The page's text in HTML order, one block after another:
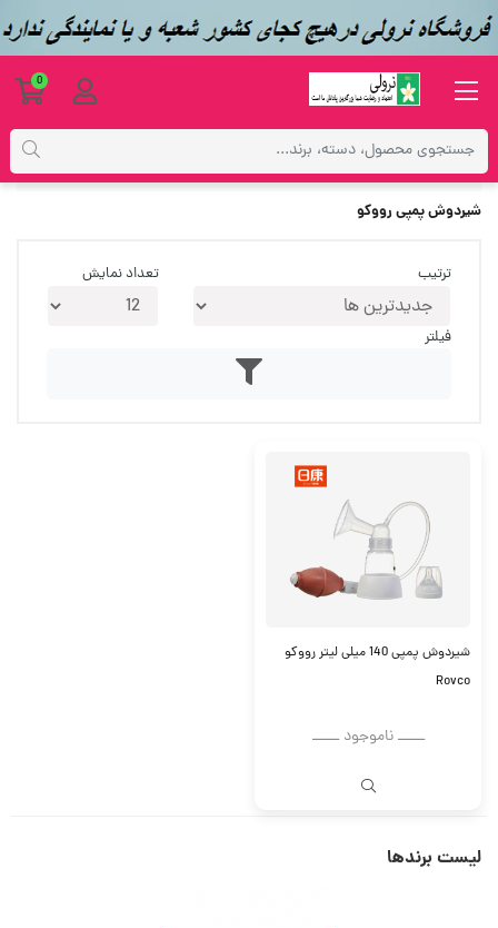
شیردوش پمپی رووکو
ترتیب تعداد نمایش
فیلتر
شیردوش پمپی 140 میلی لیتر رووکو
Rovco
ــــــ ناموجود ــــــ
لیست برندها
0